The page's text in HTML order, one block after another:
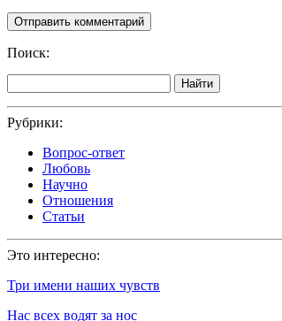
Поиск:
Найти
Рубрики:
Вопрос-ответ
Любовь
Научно
Отношения
Статьи
Это интересно:
Три имени наших чувств
Нас всех водят за нос